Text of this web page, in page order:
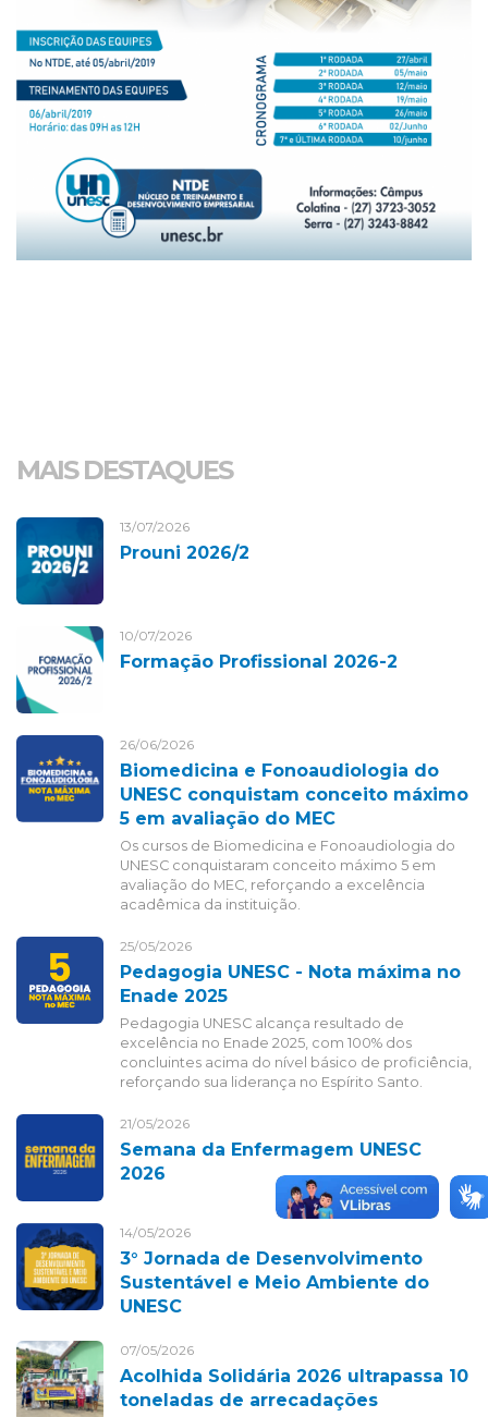
MAIS DESTAQUES
13/07/2026
Prouni 2026/2
10/07/2026
Formação Profissional 2026-2
26/06/2026
Biomedicina e Fonoaudiologia do
UNESC conquistam conceito máximo
5 em avaliação do MEC
Os cursos de Biomedicina e Fonoaudiologia do
UNESC conquistaram conceito máximo 5 em
avaliação do MEC, reforçando a excelência
acadêmica da instituição.
25/05/2026
Pedagogia UNESC - Nota máxima no
Enade 2025
Pedagogia UNESC alcança resultado de
excelência no Enade 2025, com 100% dos
concluintes acima do nível básico de proficiência,
reforçando sua liderança no Espírito Santo.
21/05/2026
Semana da Enfermagem UNESC
2026
14/05/2026
3° Jornada de Desenvolvimento
Sustentável e Meio Ambiente do
UNESC
07/05/2026
Acolhida Solidária 2026 ultrapassa 10
toneladas de arrecadações